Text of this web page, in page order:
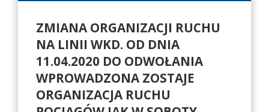
ZMIANA ORGANIZACJI RUCHU
NA LINII WKD. OD DNIA
11.04.2020 DO ODWOŁANIA
WPROWADZONA ZOSTAJE
ORGANIZACJA RUCHU